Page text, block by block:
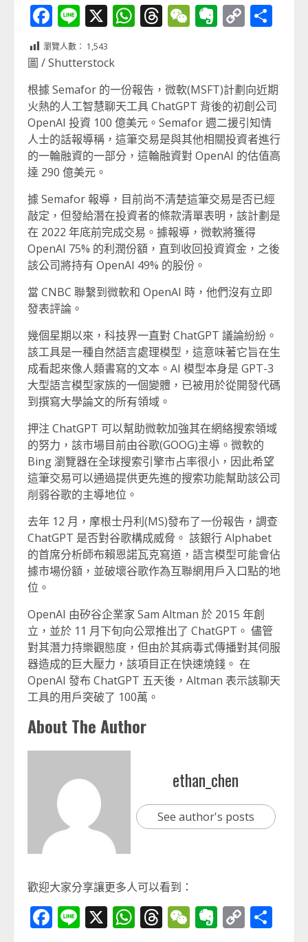
Facebook
Line
X WhatsApp
Threads
WeChat
Evernote
Copy
瀏覽人數： 1,543
圖 / Shutterstock
根據 Semafor 的一份報告，微軟(MSFT)計劃向近期
火熱的人工智慧聊天工具 ChatGPT 背後的初創公司
OpenAI 投資 100 億美元。Semafor 週二援引知情
人士的話報導稱，這筆交易是與其他相關投資者進行
的一輪融資的一部分，這輪融資對 OpenAI 的估值高
達 290 億美元。
據 Semafor 報導，目前尚不清楚這筆交易是否已經
敲定，但發給潛在投資者的條款清單表明，該計劃是
在 2022 年底前完成交易。據報導，微軟將獲得
OpenAI 75% 的利潤份額，直到收回投資資金，之後
該公司將持有 OpenAI 49% 的股份。
當 CNBC 聯繫到微軟和 OpenAI 時，他們沒有立即
發表評論。
幾個星期以來，科技界一直對 ChatGPT 議論紛紛。
該工具是一種自然語言處理模型，這意味著它旨在生
成看起來像人類書寫的文本。AI 模型本身是 GPT-3
大型語言模型家族的一個變體，已被用於從開發代碼
到撰寫大學論文的所有領域。
押注 ChatGPT 可以幫助微軟加強其在網絡搜索領域
的努力，該市場目前由谷歌(GOOG)主導。微軟的
Bing 瀏覽器在全球搜索引擎市占率很小，因此希望
這筆交易可以通過提供更先進的搜索功能幫助該公司
削弱谷歌的主導地位。
去年 12 月，摩根士丹利(MS)發布了一份報告，調查
ChatGPT 是否對谷歌構成威脅。 該銀行 Alphabet
的首席分析師布賴恩諾瓦克寫道，語言模型可能會佔
據市場份額，並破壞谷歌作為互聯網用戶入口點的地
位。
OpenAI 由矽谷企業家 Sam Altman 於 2015 年創
立，並於 11 月下旬向公眾推出了 ChatGPT。 儘管
對其潛力持樂觀態度，但由於其病毒式傳播對其伺服
器造成的巨大壓力，該項目正在快速燒錢。 在
OpenAI 發布 ChatGPT 五天後，Altman 表示該聊天
工具的用戶突破了 100萬。
About The Author
ethan_chen
See author's posts
歡迎大家分享讓更多人可以看到：
Facebook
Line
X WhatsApp
Threads
WeChat
Evernote
Copy